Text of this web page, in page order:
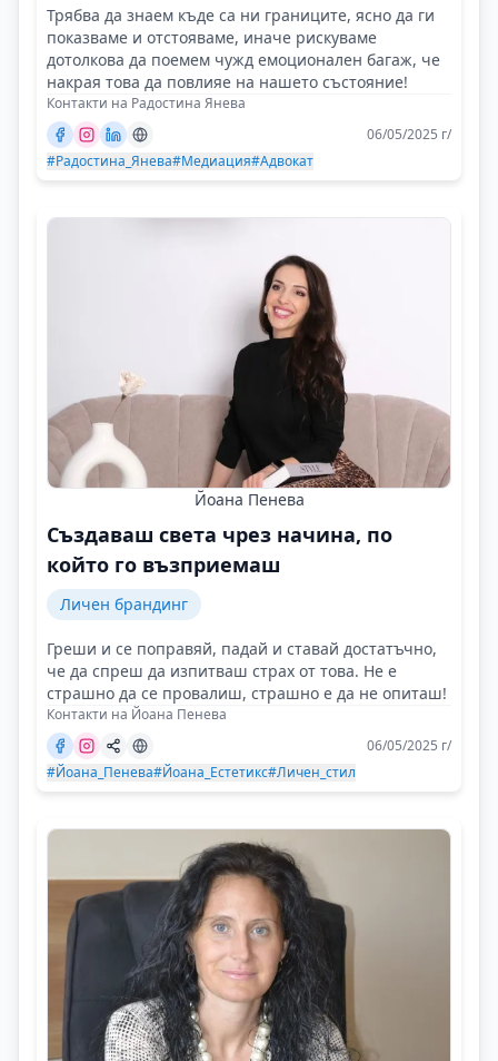
Трябва да знаем къде са ни границите, ясно да ги
показваме и отстояваме, иначе рискуваме
дотолкова да поемем чужд емоционален багаж, че
накрая това да повлияе на нашето състояние!
Контакти на Радостина Янева
06/05/2025 г/
#Радостина_Янева#Медиация#Адвокат
Йоана Пенева
Създаваш света чрез начина, по
който го възприемаш
Личен брандинг
Греши и се поправяй, падай и ставай достатъчно,
че да спреш да изпитваш страх от това. Не е
страшно да се провалиш, страшно е да не опиташ!
Контакти на Йоана Пенева
06/05/2025 г/
#Йоана_Пенева#Йоана_Естетикс#Личен_стил